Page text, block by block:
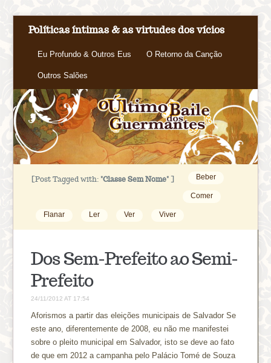
Políticas íntimas & as virtudes dos vícios
Eu Profundo & Outros Eus O Retorno da Canção
Outros Salões
[Post Tagged with: "Classe Sem Nome" ] Beber
Comer
Flanar Ler Ver Viver
Dos Sem-Prefeito ao Semi-
Prefeito
24/11/2012 AT 17:54
Aforismos a partir das eleições municipais de Salvador Se
este ano, diferentemente de 2008, eu não me manifestei
sobre o pleito municipal em Salvador, isto se deve ao fato
de que em 2012 a campanha pelo Palácio Tomé de Souza